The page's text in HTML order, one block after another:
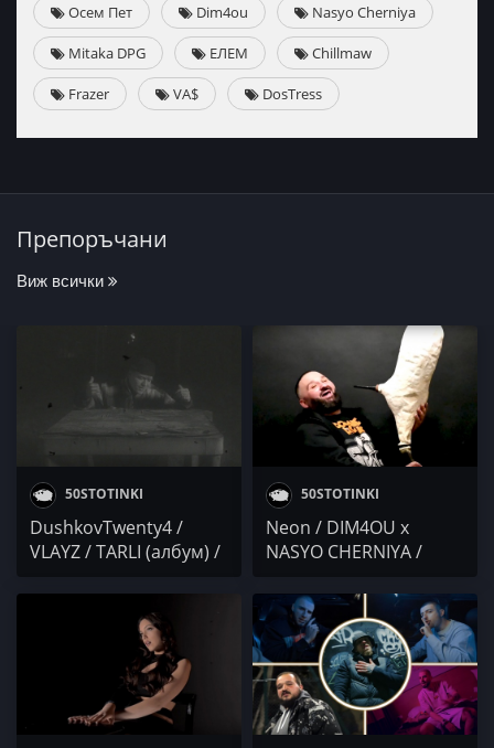
Осем Пет Dim4ou Nasyo Cherniya
Mitaka DPG ЕЛЕМ Chillmaw
Frazer VA$ DosTress
Препоръчани
Виж всички
50STOTINKI
DushkovTwenty4 /
VLAYZ / TARLI (албум) /
/ BassBro / MARSO
50STOTINKI
Neon / DIM4OU x
NASYO CHERNIYA /
FLX / Осем Пет